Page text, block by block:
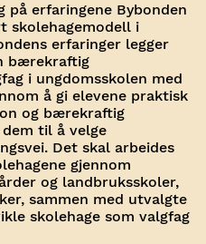
på erfaringene Bybonden
skolehagemodell i
erfaringer legger
bærekraftig
i ungdomsskolen med
å gi elevene praktisk
og bærekraftig
til å velge
Det skal arbeides
gjennom
og landbruksskoler,
sammen med utvalgte
skolehage som valgfag